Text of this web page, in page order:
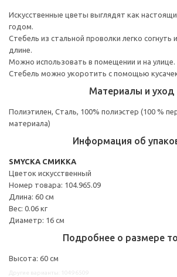
Искусственные цветы выглядят как
годом.
Стебель из стальной проволки легко согнуть
длине.
Можно использовать в помещении и на улице.
Стебель можно укоротить с помощью
Материалы и уход
Полиэтилен, Сталь, 100% полиэстер (100 %
материала)
Информация об
SMYCKA СМИККА
Цветок искусственный
Номер товара: 104.965.09
Длина: 60 см
Вес: 0.06 кг
Диаметр: 16 см
Подробнее о размере
Высота: 60 см